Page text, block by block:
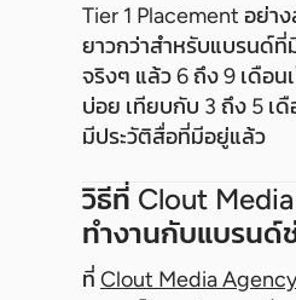
Tier 1 Placement อย่า
ยาวกว่าสำหรับแบรนด์ที่
จริงๆ แล้ว 6 ถึง 9 เดือน
บ่อย เทียบกับ 3 ถึง 5 เ
มีประวัติสื่อที่มีอยู่แล้ว
วิธีที่ Clout
ทำงานกับแบรนด์
ที่ Clout Media Agency